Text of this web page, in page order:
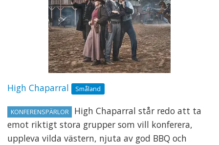
High Chaparral Småland
KONFERENSPÄRLOR
High Chaparral står redo att ta
emot riktigt stora grupper som vill konferera,
uppleva vilda västern, njuta av god BBQ och